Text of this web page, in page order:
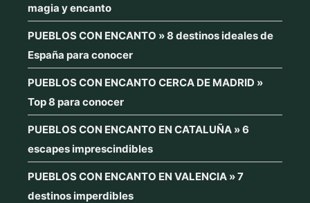
magia y encanto
PUEBLOS CON ENCANTO » 8 destinos ideales de
España para conocer
PUEBLOS CON ENCANTO CERCA DE MADRID »
Top 8 para conocer
PUEBLOS CON ENCANTO EN CATALUÑA » 6
escapes imprescindibles
PUEBLOS CON ENCANTO EN VALENCIA » 7
destinos imperdibles